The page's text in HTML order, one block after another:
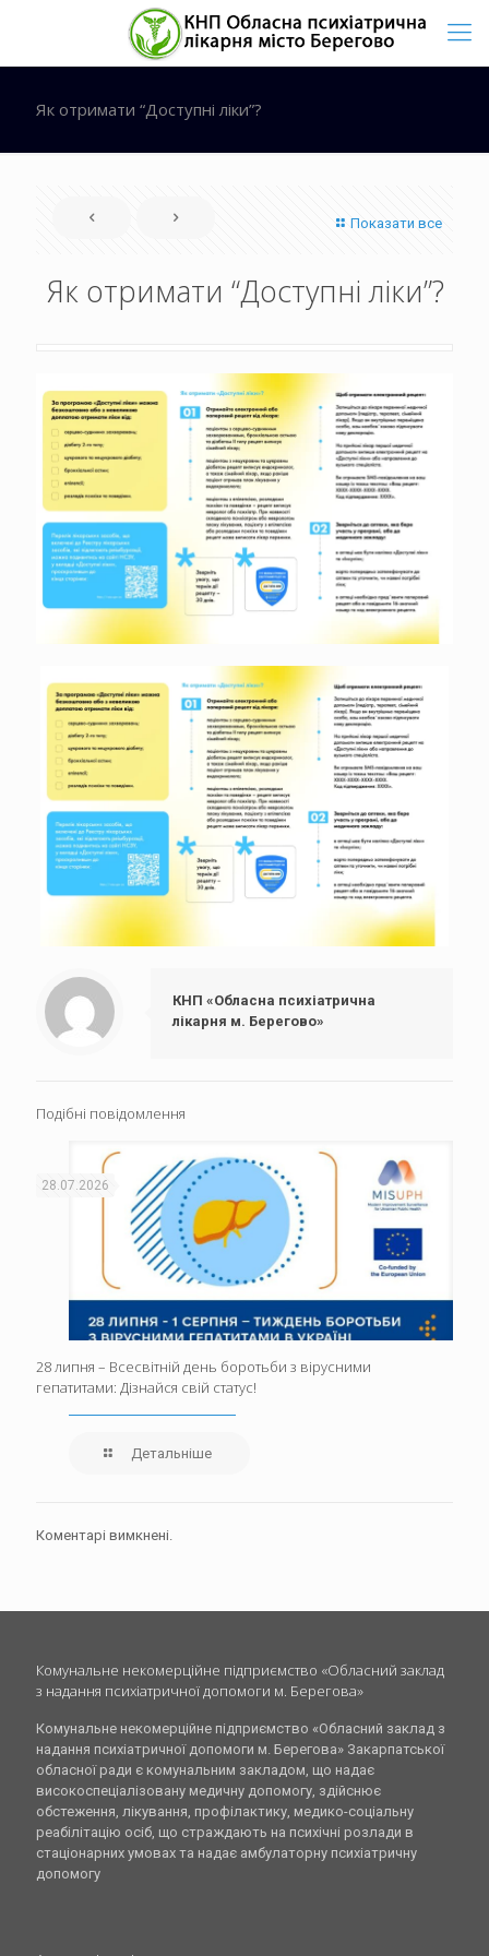
Як отримати “Доступні ліки”?
Показати все
Як отримати “Доступні ліки”?
КНП «Обласна психіатрична
лікарня м. Берегово»
Подібні повідомлення
28.07.2026
28 липня – Всесвітній день боротьби з вірусними
гепатитами: Дізнайся свій статус!
Детальніше
Коментарі вимкнені.
Комунальне некомерційне підприємство «Обласний заклад
з надання психіатричної допомоги м. Берегова»
Комунальне некомерційне підприємство «Обласний заклад з
надання психіатричної допомоги м. Берегова» Закарпатської
обласної ради є комунальним закладом, що надає
високоспеціалізовану медичну допомогу, здійснює
обстеження, лікування, профілактику, медико-соціальну
реабілітацію осіб, що страждають на психічні розлади в
стаціонарних умовах та надає амбулаторну психіатричну
допомогу